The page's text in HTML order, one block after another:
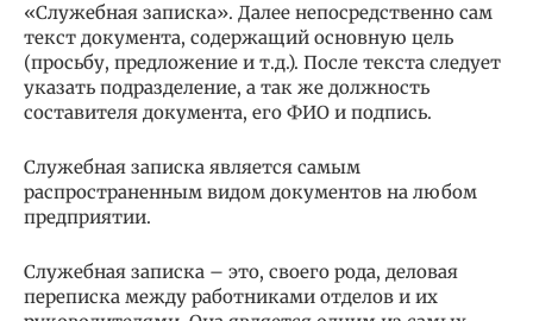
«Служебная записка». Далее непосредственно сам
текст документа, содержащий основную цель
(просьбу, предложение и т.д.). После текста следует
указать подразделение, а так же должность
составителя документа, его ФИО и подпись.
Служебная записка является самым
распространенным видом документов на любом
предприятии.
Служебная записка – это, своего рода, деловая
переписка между работниками отделов и их